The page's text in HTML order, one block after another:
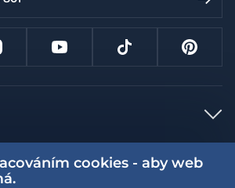
cookies - aby web